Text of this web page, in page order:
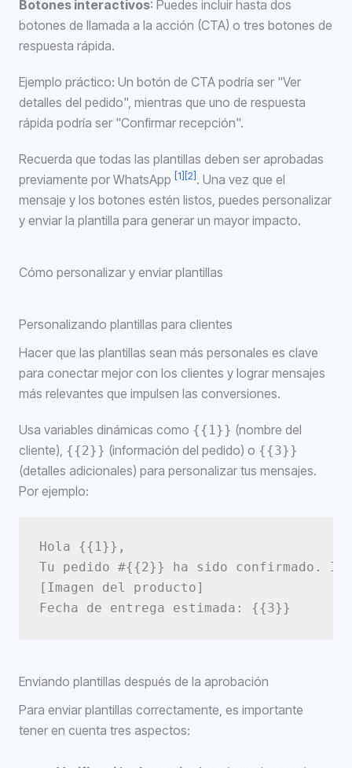
Botones interactivos: Puedes incluir hasta dos
botones de llamada a la acción (CTA) o tres botones de
respuesta rápida.
Ejemplo práctico: Un botón de CTA podría ser "Ver
detalles del pedido", mientras que uno de respuesta
rápida podría ser "Confirmar recepción".
Recuerda que todas las plantillas deben ser aprobadas
previamente por WhatsApp
[1] [2] . Una vez que el
mensaje y los botones estén listos, puedes personalizar
y enviar la plantilla para generar un mayor impacto.
Cómo personalizar y enviar plantillas
Personalizando plantillas para clientes
Hacer que las plantillas sean más personales es clave
para conectar mejor con los clientes y lograr mensajes
más relevantes que impulsen las conversiones.
Usa variables dinámicas como {{1}} (nombre del
cliente), {{2}} (información del pedido) o {{3}}
(detalles adicionales) para personalizar tus mensajes.
Por ejemplo:
Hola {{1}},
Tu pedido #{{2}} ha sido confirmado.
[Imagen del producto]
Enviando plantillas después de la aprobación
Para enviar plantillas correctamente, es importante
tener en cuenta tres aspectos: